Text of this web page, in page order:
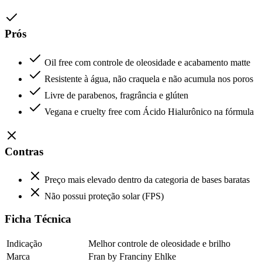
Prós
Oil free com controle de oleosidade e acabamento matte
Resistente à água, não craquela e não acumula nos poros
Livre de parabenos, fragrância e glúten
Vegana e cruelty free com Ácido Hialurônico na fórmula
Contras
Preço mais elevado dentro da categoria de bases baratas
Não possui proteção solar (FPS)
Ficha Técnica
Indicação
Melhor controle de oleosidade e brilho
Marca
Fran by Franciny Ehlke